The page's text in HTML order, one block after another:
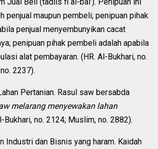
penjual maupun pembeli; penipuan pihak
penjual menyembunyikan cacat
penipuan pihak pembeli adalah apabila
alat pembayaran. (HR. Al-Bukhari, no.
2237).
Pertanian. Rasul saw bersabda
melarang menyewakan lahan
Bukhari, no. 2124; Muslim, no. 2882).
Industri dan Bisnis yang haram. Kaidah